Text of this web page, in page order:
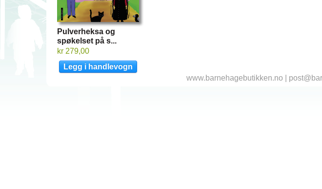
Pulverheksa og
spøkelset på s...
kr 279,00
www.barnehagebutikken.no |